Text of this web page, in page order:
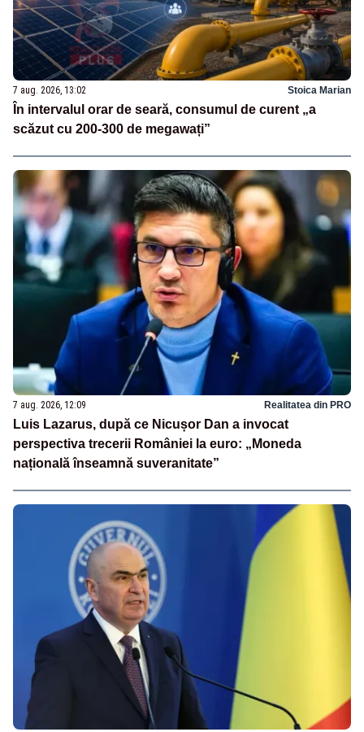
7 aug. 2026, 13:02 Stoica Marian
În intervalul orar de seară, consumul de curent „a
scăzut cu 200-300 de megawați”
7 aug. 2026, 12:09 Realitatea din PRO
Luis Lazarus, după ce Nicușor Dan a invocat
perspectiva trecerii României la euro: „Moneda
națională înseamnă suveranitate”